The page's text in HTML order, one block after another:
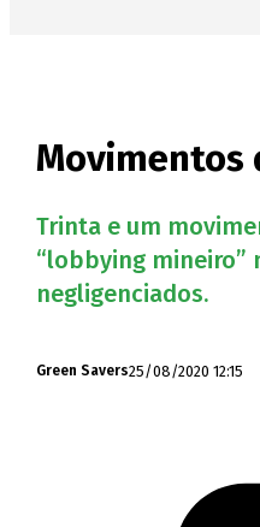
Movimentos
Trinta e um
“lobbying mineiro”
negligenciados.
Green Savers25/08/2020 12:15